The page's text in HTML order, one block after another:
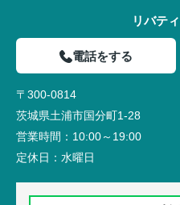
リバテ
電話をする
〒300-0814
茨城県土浦市国分町1-28
営業時間： 10:00～19:00
定休日： 水曜日